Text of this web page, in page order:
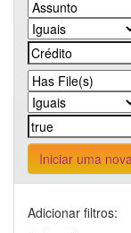
Iniciar uma
Adicionar filtros: